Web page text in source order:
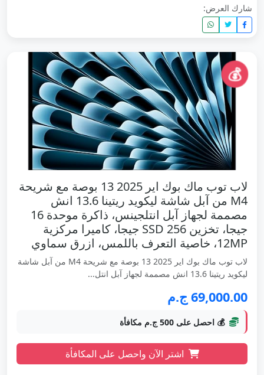
شارك العرض:
💰
لاب توب ماك بوك اير 2025 13 بوصة مع شريحة
M4 من آبل شاشة ليكويد ريتينا 13.6 انش
مصممة لجهاز آبل انتلجينس، ذاكرة موحدة 16
جيجا، تخزين SSD 256 جيجا، كاميرا مركزية
12MP، خاصية التعرف باللمس، ازرق سماوي
لاب توب ماك بوك اير 2025 13 بوصة مع شريحة M4 من آبل شاشة
ليكويد ريتينا 13.6 انش مصممة لجهاز آبل انتل...
69,000.00 ج.م
💰 احصل على 500 ج.م مكافأة
اشتر الآن واحصل على المكافأة